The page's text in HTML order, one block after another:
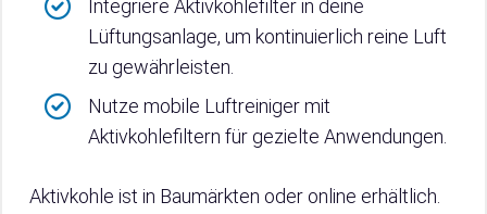
Integriere Aktivkohlefilter in deine
Lüftungsanlage, um kontinuierlich reine Luft
zu gewährleisten.
Nutze mobile Luftreiniger mit
Aktivkohlefiltern für gezielte Anwendungen.
Aktivkohle ist in Baumärkten oder online erhältlich.